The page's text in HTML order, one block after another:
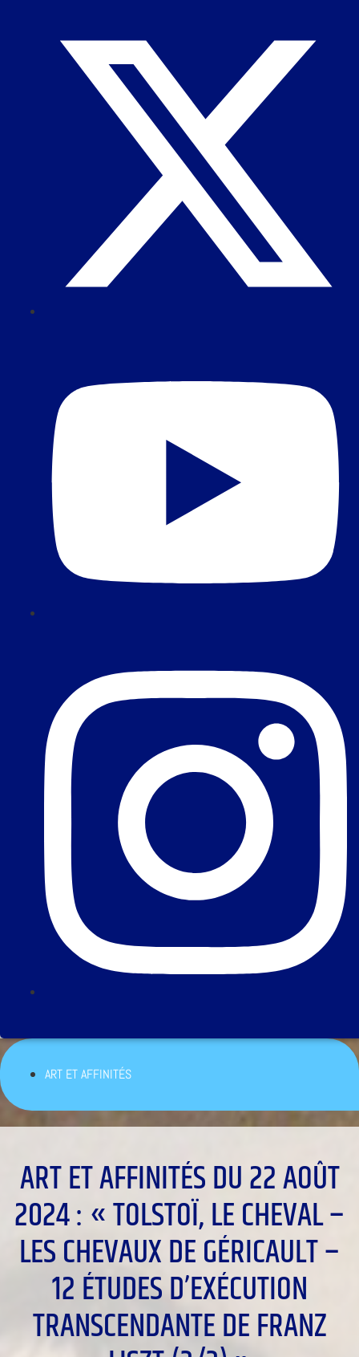
ART ET AFFINITÉS
ART ET AFFINITÉS DU 22 AOÛT
2024 : « TOLSTOÏ, LE CHEVAL –
LES CHEVAUX DE GÉRICAULT –
12 ÉTUDES D’EXÉCUTION
TRANSCENDANTE DE FRANZ